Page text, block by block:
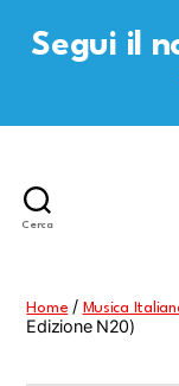
Segui il
Cerca
Home / Musica
Edizione N20)